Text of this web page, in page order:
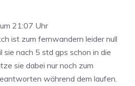
21:07 Uhr
ist zum fernwandern leider null
sie nach 5 std gps schon in die
sie dabei nur noch zum
während dem laufen.